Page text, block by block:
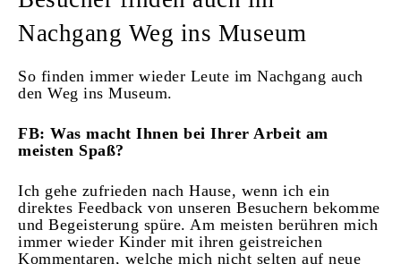
Nachgang Weg ins Museum
So finden immer wieder Leute im Nachgang auch
den Weg ins Museum.
FB: Was macht Ihnen bei Ihrer Arbeit am
meisten Spaß?
Ich gehe zufrieden nach Hause, wenn ich ein
direktes Feedback von unseren Besuchern bekomme
und Begeisterung spüre. Am meisten berühren mich
immer wieder Kinder mit ihren geistreichen
Kommentaren, welche mich nicht selten auf neue